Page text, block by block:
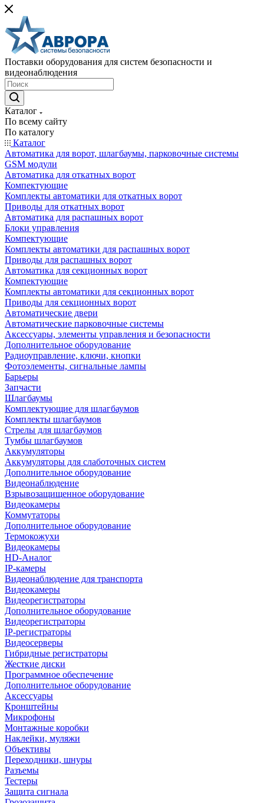
Поставки оборудования для систем безопасности и
видеонаблюдения
Каталог
По всему сайту
По каталогу
Каталог
Автоматика для ворот, шлагбаумы, парковочные системы
GSM модули
Автоматика для откатных ворот
Компектующие
Комплекты автоматики для откатных ворот
Приводы для откатных ворот
Автоматика для распашных ворот
Блоки управления
Компектующие
Комплекты автоматики для распашных ворот
Приводы для распашных ворот
Автоматика для секционных ворот
Компектующие
Комплекты автоматики для секционных ворот
Приводы для секционных ворот
Автоматические двери
Автоматические парковочные системы
Аксессуары, элементы управления и безопасности
Дополнительное оборудование
Радиоуправление, ключи, кнопки
Фотоэлементы, сигнальные лампы
Барьеры
Запчасти
Шлагбаумы
Комплектующие для шлагбаумов
Комплекты шлагбаумов
Стрелы для шлагбаумов
Тумбы шлагбаумов
Аккумуляторы
Аккумуляторы для слаботочных систем
Дополнительное оборудование
Видеонаблюдение
Взрывозащищенное оборудование
Видеокамеры
Коммутаторы
Дополнительное оборудование
Термокожухи
Видеокамеры
HD-Аналог
IP-камеры
Видеонаблюдение для транспорта
Видеокамеры
Видеорегистраторы
Дополнительное оборудование
Видеорегистраторы
IP-регистраторы
Видеосерверы
Гибридные регистраторы
Жесткие диски
Программное обеспечение
Дополнительное оборудование
Аксессуары
Кронштейны
Микрофоны
Монтажные коробки
Наклейки, муляжи
Объективы
Переходники, шнуры
Разъемы
Тестеры
Защита сигнала